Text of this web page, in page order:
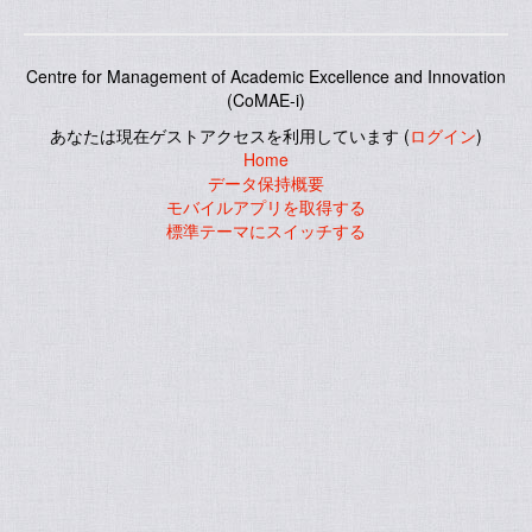
Centre for Management of Academic Excellence and Innovation
(CoMAE-i)
あなたは現在ゲストアクセスを利用しています (ログイン)
Home
データ保持概要
モバイルアプリを取得する
標準テーマにスイッチする